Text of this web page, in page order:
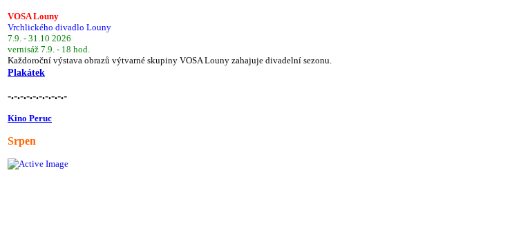
VOSA Louny
Vrchlického divadlo Louny
7.9. - 31.10 2026
vernisáž 7.9. - 18 hod.
Každoroční výstava obrazů výtvarné skupiny VOSA Louny zahajuje divadelní sezonu.
Plakátek
-.-.-.-.-.-.-.-.-.-
Kino Peruc
Srpen